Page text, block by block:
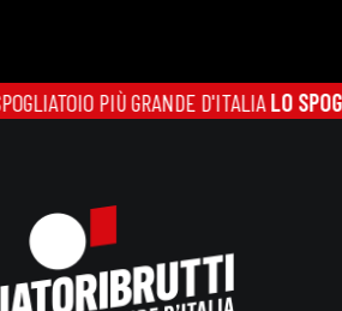
PIÙ GRANDE D'ITALIALO